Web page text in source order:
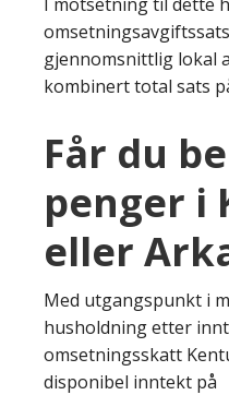
gjennomsnittlig lokal
kombinert total sats
Får du
penger i
eller
Med utgangspunkt i
husholdning etter
omsetningsskatt
disponibel inntekt på